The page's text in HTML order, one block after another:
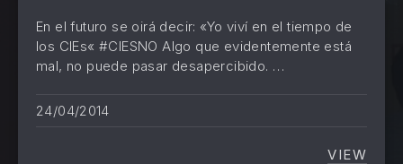
En el futuro se oirá decir: «Yo viví en el tiempo de
los CIEs« #CIESNO Algo que evidentemente está
mal, no puede pasar desapercibido. …
24/04/2014
VIEW
PREVIOUS